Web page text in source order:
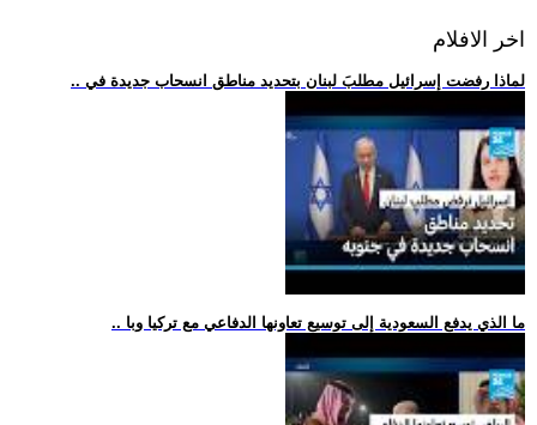
اخر الافلام
.. لماذا رفضت إسرائيل مطلبَ لبنان بتحديد مناطق انسحاب جديدة في
.. ما الذي يدفع السعودية إلى توسيع تعاونها الدفاعي مع تركيا وبا